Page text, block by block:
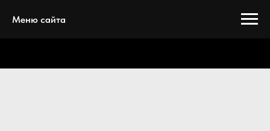
Меню сайта